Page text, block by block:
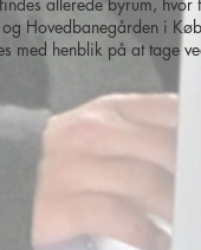
i
med henblik på at tage